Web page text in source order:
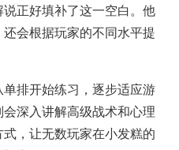
正好填补了这一空白。他
会根据玩家的不同水平提
排开始练习，逐步适应游
深入讲解高级战术和心理
，让无数玩家在小发糕的